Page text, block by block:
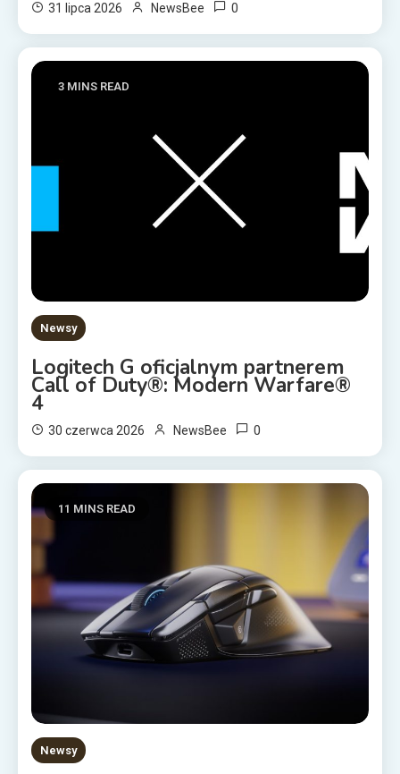
31 lipca 2026 NewsBee 0
3 MINS READ
Newsy
Logitech G oficjalnym partnerem
Call of Duty®: Modern Warfare®
4
30 czerwca 2026 NewsBee 0
11 MINS READ
Newsy